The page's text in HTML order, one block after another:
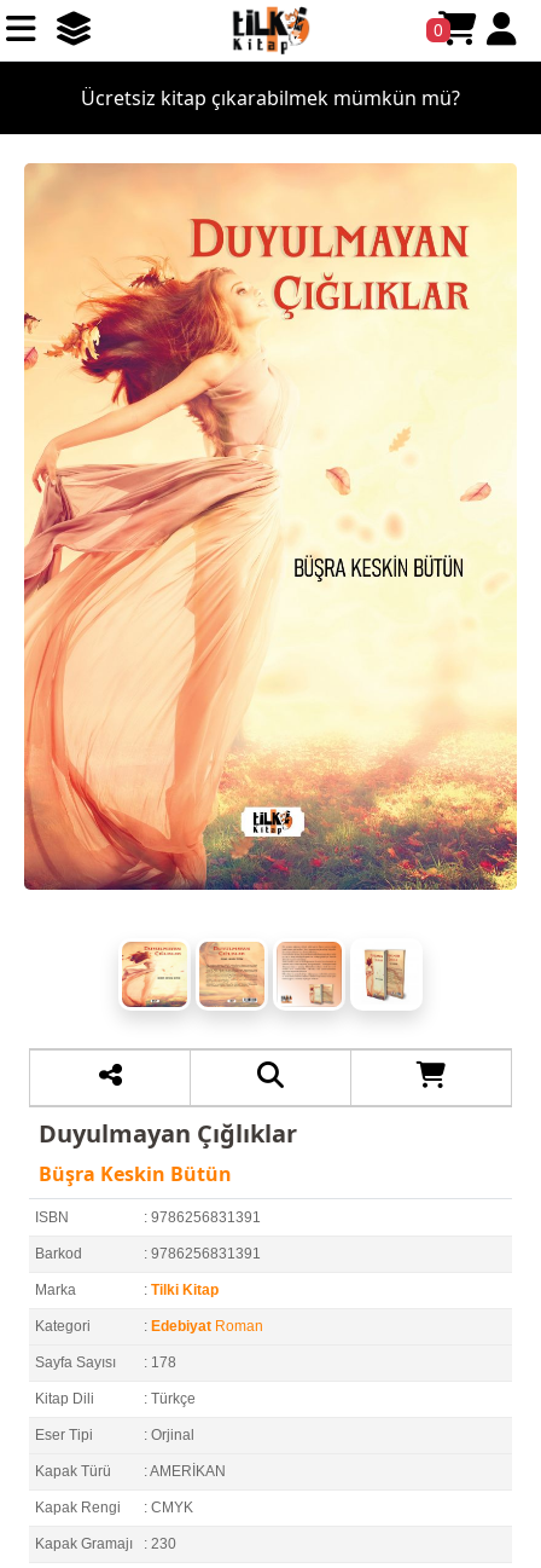
0
Ücretsiz kitap çıkarabilmek mümkün mü?
Duyulmayan Çığlıklar
Büşra Keskin Bütün
ISBN : 9786256831391
Barkod : 9786256831391
Marka : Tilki Kitap
Kategori : Edebiyat Roman
Sayfa Sayısı : 178
Kitap Dili : Türkçe
Eser Tipi : Orjinal
Kapak Türü : AMERİKAN
Kapak Rengi : CMYK
Kapak Gramajı : 230